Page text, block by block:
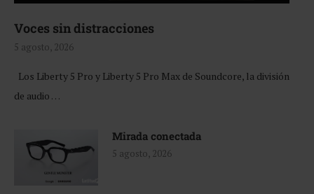
Voces sin distracciones
5 agosto, 2026
Los Liberty 5 Pro y Liberty 5 Pro Max de Soundcore, la división
de audio …
Mirada conectada
5 agosto, 2026